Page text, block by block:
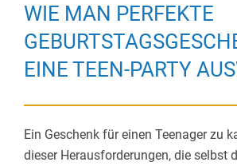
WIE MAN PERFEKTE
EINE TEEN-PARTY
Ein Geschenk für einen Teenager zu
dieser Herausforderungen, die selbst